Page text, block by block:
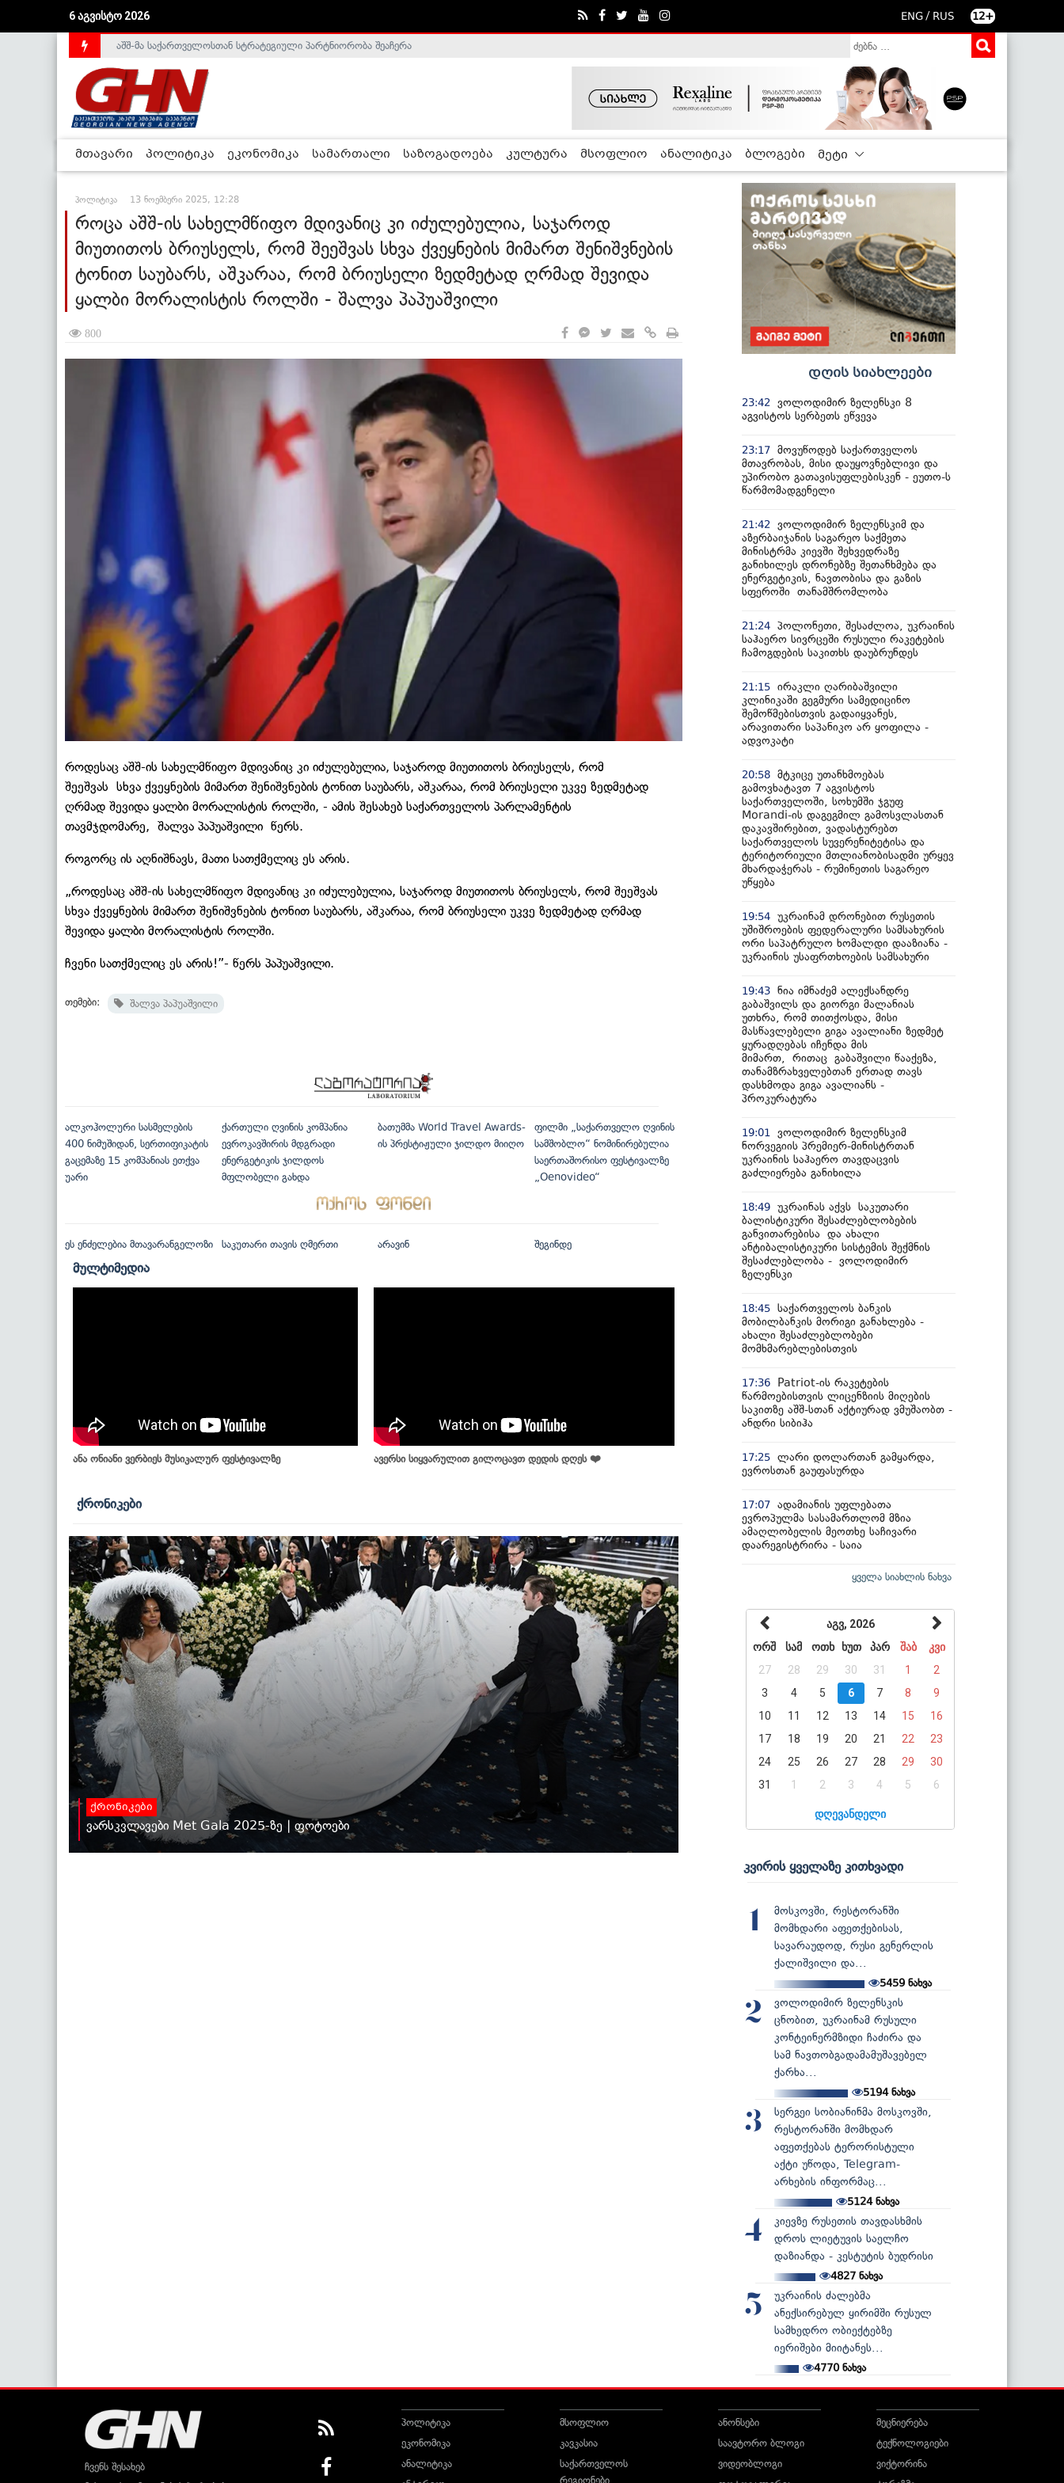
6 აგვისტო 2026 ENG / RUS 12+
საქართველოს დე-ფაქტო მთავრობა არალეგიტიმურია - ჰელსინკის კომისია
აშშ-მა საქართველოსთან სტრატეგიული პარტნიორობა შეაჩერა
მთავარი პოლიტიკა ეკონომიკა სამართალი საზოგადოება კულტურა მსოფლიო ანალიტიკა ბლოგები მეტი
პოლიტიკა 13 ნოემბერი 2025, 12:28
როცა აშშ-ის სახელმწიფო მდივანიც კი იძულებულია, საჯაროდ
მიუთითოს ბრიუსელს, რომ შეეშვას სხვა ქვეყნების მიმართ შენიშვნების
ტონით საუბარს, აშკარაა, რომ ბრიუსელი ზედმეტად ღრმად შევიდა
ყალბი მორალისტის როლში - შალვა პაპუაშვილი
800
როდესაც აშშ-ის სახელმწიფო მდივანიც კი იძულებულია, საჯაროდ მიუთითოს ბრიუსელს, რომ
შეეშვას სხვა ქვეყნების მიმართ შენიშვნების ტონით საუბარს, აშკარაა, რომ ბრიუსელი უკვე ზედმეტად
ღრმად შევიდა ყალბი მორალისტის როლში, - ამის შესახებ საქართველოს პარლამენტის
თავმჯდომარე, შალვა პაპუაშვილი წერს.
როგორც ის აღნიშნავს, მათი სათქმელიც ეს არის.
„როდესაც აშშ-ის სახელმწიფო მდივანიც კი იძულებულია, საჯაროდ მიუთითოს ბრიუსელს, რომ შეეშვას
სხვა ქვეყნების მიმართ შენიშვნების ტონით საუბარს, აშკარაა, რომ ბრიუსელი უკვე ზედმეტად ღრმად
შევიდა ყალბი მორალისტის როლში.
ჩვენი სათქმელიც ეს არის!”- წერს პაპუაშვილი.
თემები: შალვა პაპუაშვილი
ალკოჰოლური სასმელების
400 ნიმუშიდან, სერთიფიკატის
გაცემაზე 15 კომპანიას ეთქვა
უარი
ქართული ღვინის კომპანია
ევროკავშირის მდგრადი
ენერგეტიკის ჯილდოს
მფლობელი გახდა
ბათუმმა World Travel Awards-
ის პრესტიჟული ჯილდო მიიღო
ფილმი „საქართველო ღვინის
სამშობლო“ ნომინირებულია
საერთაშორისო ფესტივალზე
„Oenovideo“
ეს ენძელებია მთავარანგელოზი საკუთარი თავის ღმერთი არავინ შეგინდე
მულტიმედია
ანა ონიანი ვერბიეს მუსიკალურ ფესტივალზე ავერსი სიყვარულით გილოცავთ დედის დღეს ❤️
ქრონიკები
ქრონიკები
ვარსკვლავები Met Gala 2025-ზე | ფოტოები
დღის სიახლეები
23:42
ვოლოდიმირ ზელენსკი 8
აგვისტოს სერბეთს ეწვევა
23:17 მოვუწოდებ საქართველოს
მთავრობას, მისი დაუყოვნებლივი და
უპირობო გათავისუფლებისკენ - ეუთო-ს
წარმომადგენელი
21:42
ვოლოდიმირ ზელენსკიმ და
აზერბაიჯანის საგარეო საქმეთა
მინისტრმა კიევში შეხვედრაზე
განიხილეს დრონებზე შეთანხმება და
ენერგეტიკის, ნავთობისა და გაზის
სფეროში თანამშრომლობა
21:24 პოლონეთი, შესაძლოა, უკრაინის
საჰაერო სივრცეში რუსული რაკეტების
ჩამოგდების საკითხს დაუბრუნდეს
21:15 ირაკლი ღარიბაშვილი
კლინიკაში გეგმური სამედიცინო
შემოწმებისთვის გადაიყვანეს,
არავითარი საპანიკო არ ყოფილა -
ადვოკატი
20:58 მტკიცე უთანხმოებას
გამოვხატავთ 7 აგვისტოს
საქართველოში, სოხუმში ჯგუფ
Morandi-ის დაგეგმილ გამოსვლასთან
დაკავშირებით, ვადასტურებთ
საქართველოს სუვერენიტეტისა და
ტერიტორიული მთლიანობისადმი ურყევ
მხარდაჭერას - რუმინეთის საგარეო
უწყება
19:54 უკრაინამ დრონებით რუსეთის
უშიშროების ფედერალური სამსახურის
ორი საპატრულო ხომალდი დააზიანა -
უკრაინის უსაფრთხოების სამსახური
19:43 ნია იმნაძემ ალექსანდრე
გაბაშვილს და გიორგი მალანიას
უთხრა, რომ თითქოსდა, მისი
მასწავლებელი გიგა ავალიანი ზედმეტ
ყურადღებას იჩენდა მის
მიმართ, რითაც გაბაშვილი წააქეზა,
თანამზრახველებთან ერთად თავს
დასხმოდა გიგა ავალიანს -
პროკურატურა
19:01
ვოლოდიმირ ზელენსკიმ
ნორვეგიის პრემიერ-მინისტრთან
უკრაინის საჰაერო თავდაცვის
გაძლიერება განიხილა
18:49 უკრაინას აქვს საკუთარი
ბალისტიკური შესაძლებლობების
განვითარებისა და ახალი
ანტიბალისტიკური სისტემის შექმნის
შესაძლებლობა - ვოლოდიმირ
ზელენსკი
18:45 საქართველოს ბანკის
მობილბანკის მორიგი განახლება -
ახალი შესაძლებლობები
მომხმარებლებისთვის
17:36
Patriot-ის რაკეტების
წარმოებისთვის ლიცენზიის მიღების
საკითზე აშშ-სთან აქტიურად ვმუშაობთ -
ანდრი სიბიჰა
17:25 ლარი დოლართან გამყარდა,
ევროსთან გაუფასურდა
17:07 ადამიანის უფლებათა
ევროპულმა სასამართლომ მზია
ამაღლობელის მეოთხე საჩივარი
დაარეგისტრირა - საია
ყველა სიახლის ნახვა
აგვ, 2026
ორშ
სამ ოთხ ხუთ პარ შაბ
კვი
27
28 29 30 31 1
2
3
4 5 6 7 8
9
10
11 12 13 14 15
16
17
18 19 20 21 22
23
24
25 26 27 28 29
30
31
1 2 3 4 5 6
დღევანდელი
კვირის ყველაზე კითხვადი
1
მოსკოვში, რესტორანში
მომხდარი აფეთქებისას,
სავარაუდოდ, რუსი გენერლის
ქალიშვილი და...
5459 ნახვა
2
ვოლოდიმირ ზელენსკის
ცნობით, უკრაინამ რუსული
კონტეინერმზიდი ჩაძირა და
სამ ნავთობგადამამუშავებელ
ქარხა...
5194ნახვა
3
სერგეი სობიანინმა მოსკოვში,
რესტორანში მომხდარ
აფეთქებას ტერორისტული
აქტი უწოდა, Telegram-
არხების ინფორმაც...
5124ნახვა
4
კიევზე რუსეთის თავდასხმის
დროს ლიეტუვის საელჩო
დაზიანდა - კესტუტის ბუდრისი
4827ნახვა
5
უკრაინის ძალებმა
ანექსირებულ ყირიმში რუსულ
სამხედრო ობიექტებზე
იერიშები მიიტანეს...
4770ნახვა
ჩვენს შესახებ
პოლიტიკა
ეკონომიკა
ანალიტიკა
მსოფლიო
კავკასია
საქართველოს
რეგიონები
ანონსები
საავტორო ბლოგი
ვიდეობლოგი
მეცნიერება
ტექნოლოგიები
ვიქტორინა